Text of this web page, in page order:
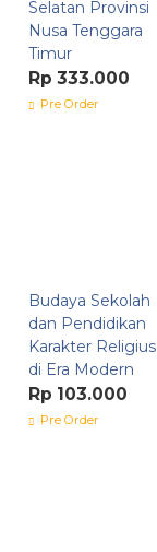
Selatan Provinsi
Nusa Tenggara
Timur
Rp 333.000
Pre Order
Budaya Sekolah
dan Pendidikan
Karakter Religius
di Era Modern
Rp 103.000
Pre Order